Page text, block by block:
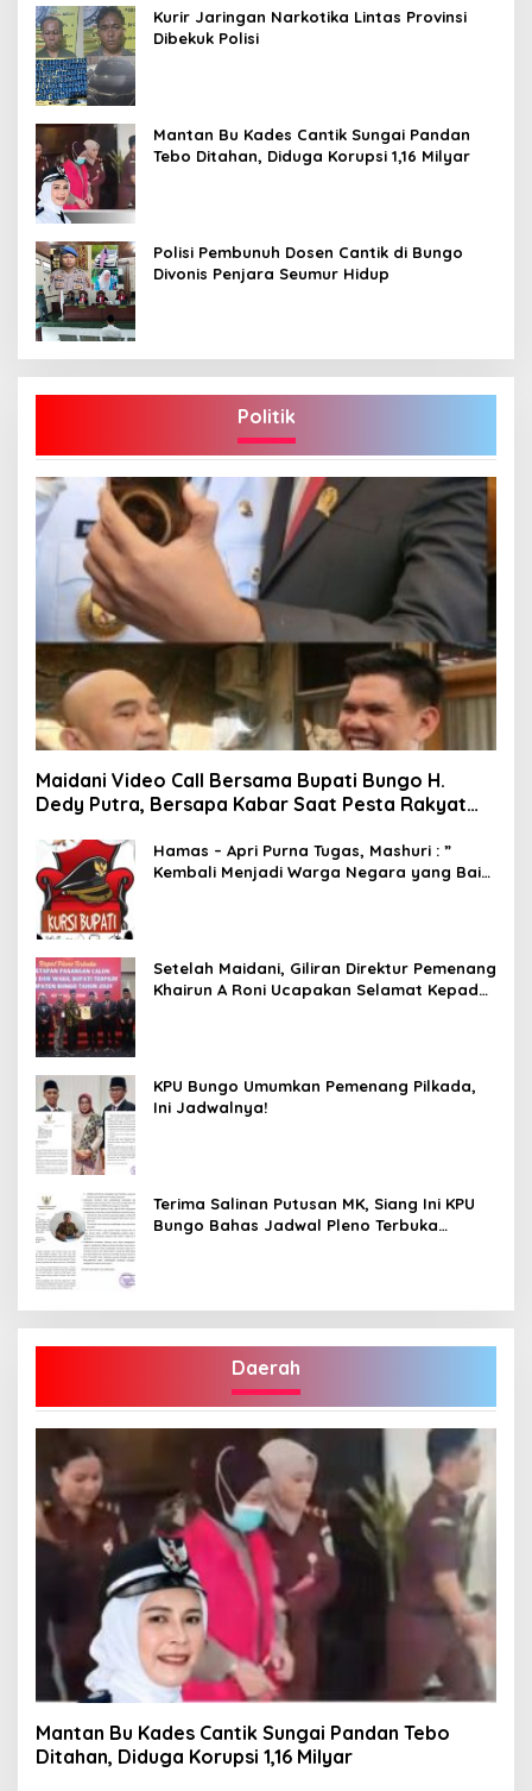
Kurir Jaringan Narkotika Lintas Provinsi
Dibekuk Polisi
Mantan Bu Kades Cantik Sungai Pandan
Tebo Ditahan, Diduga Korupsi 1,16 Milyar
Polisi Pembunuh Dosen Cantik di Bungo
Divonis Penjara Seumur Hidup
Politik
Maidani Video Call Bersama Bupati Bungo H.
Dedy Putra, Bersapa Kabar Saat Pesta Rakyat
Hamas – Apri Purna Tugas, Mashuri : ”
Kembali Menjadi Warga Negara yang Baik,
Setelah Maidani, Giliran Direktur Pemenang
Khairun A Roni Ucapakan Selamat Kepada
KPU Bungo Umumkan Pemenang Pilkada,
Ini Jadwalnya!
Terima Salinan Putusan MK, Siang Ini KPU
Bungo Bahas Jadwal Pleno Terbuka
Daerah
Mantan Bu Kades Cantik Sungai Pandan Tebo
Ditahan, Diduga Korupsi 1,16 Milyar